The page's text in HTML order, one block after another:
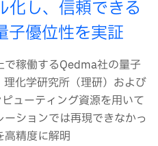
化し、信頼できる
子優位性を実証
稼働するQedma社の量子
化学研究所（理研）および
ューティング資源を用いて
ションでは再現できなかっ
高精度に解明